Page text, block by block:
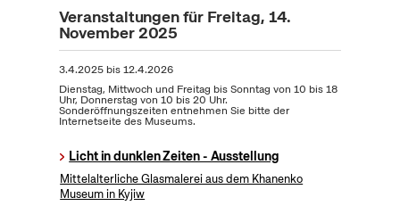
Veranstaltungen für Freitag, 14.
November 2025
3.4.2025bis12.4.2026
Dienstag, Mittwoch und Freitag bis Sonntag von 10 bis 18
Uhr, Donnerstag von 10 bis 20 Uhr.
Sonderöffnungszeiten entnehmen Sie bitte der
Internetseite des Museums.
Licht in dunklen Zeiten - Ausstellung
Mittelalterliche Glasmalerei aus dem Khanenko
Museum in Kyjiw